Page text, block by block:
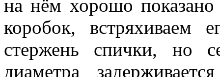
на нём хорошо показано
коробок, встряхиваем
стержень спички, но
диаметра